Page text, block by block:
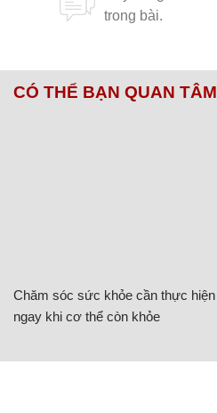
CÓ THỂ BẠN QUAN TÂM
Chăm sóc sức khỏe cần thực hiện
ngay khi cơ thể còn khỏe